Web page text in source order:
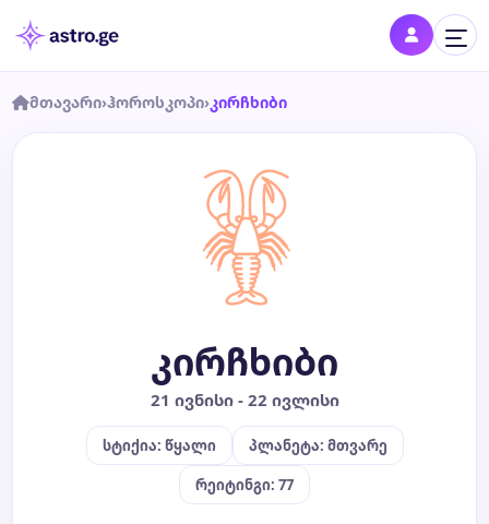
დღის ჰოროსკოპი
კვირის ჰოროსკოპი
თვის ჰოროსკოპი
მთავარი›ჰოროსკოპი›კირჩხიბი
კირჩხიბი
21 ივნისი - 22 ივლისი
სტიქია: წყალი
პლანეტა: მთვარე
რეიტინგი: 77